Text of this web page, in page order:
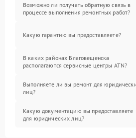
Возможно ли получать обратную связь в
процессе выполнения ремонтных работ?
Какую гарантию вы предоставляете?
В каких районах Благовещенска
располагаются сервисные центры ATN?
Выполняете ли вы ремонт для
лиц?
Какую документацию вы предоставляете
для юридических лиц?